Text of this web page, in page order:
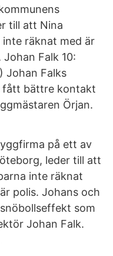
till att Nina
inte räknat med är
Falk 10:
Johan Falks
fått bättre kontakt
Örjan.
på ett av
leder till att
inte räknat
polis. Johans och
som
Johan Falk.